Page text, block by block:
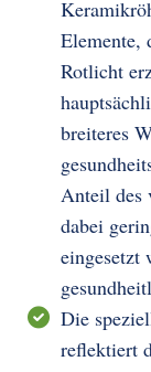
Elemente,
Rotlicht
breiteres
Anteil des
dabei
eingesetzt
Die
reflektiert